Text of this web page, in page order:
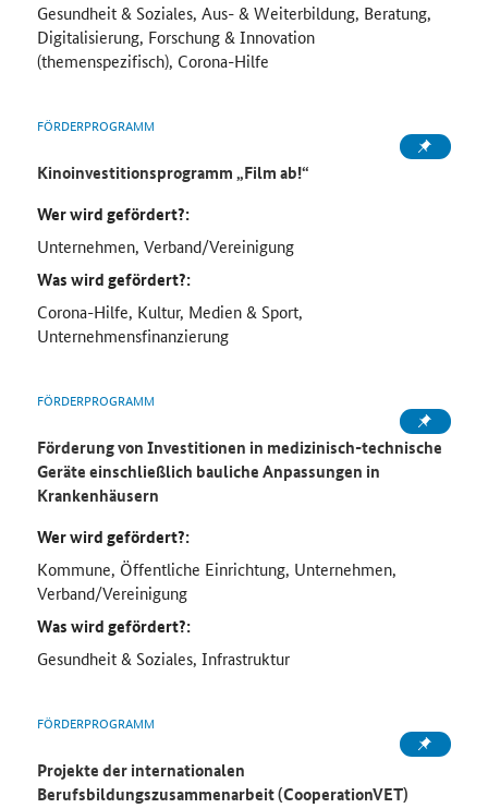
Gesundheit & Soziales, Aus- & Weiterbildung, Beratung,
Digitalisierung, Forschung & Innovation
(themenspezifisch), Corona-Hilfe
FÖRDERPROGRAMM
Kinoinvestitionsprogramm „Film ab!“
Wer wird gefördert?:
Unternehmen, Verband/Vereinigung
Was wird gefördert?:
Corona-Hilfe, Kultur, Medien & Sport,
Unternehmensfinanzierung
FÖRDERPROGRAMM
Förderung von Investitionen in medizinisch-technische
Geräte einschließlich bauliche Anpassungen in
Krankenhäusern
Wer wird gefördert?:
Kommune, Öffentliche Einrichtung, Unternehmen,
Verband/Vereinigung
Was wird gefördert?:
Gesundheit & Soziales, Infrastruktur
FÖRDERPROGRAMM
Projekte der internationalen
Berufsbildungszusammenarbeit (CooperationVET)